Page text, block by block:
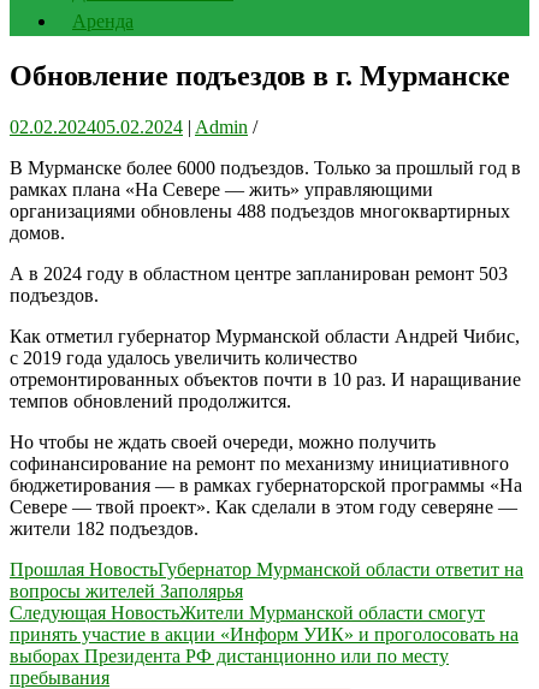
Аренда
Обновление подъездов в г. Мурманске
02.02.202405.02.2024 | Admin /
В Мурманске более 6000 подъездов. Только за прошлый год в
рамках плана «На Севере — жить» управляющими
организациями обновлены 488 подъездов многоквартирных
домов.
А в 2024 году в областном центре запланирован ремонт 503
подъездов.
Как отметил губернатор Мурманской области Андрей Чибис,
с 2019 года удалось увеличить количество
отремонтированных объектов почти в 10 раз. И наращивание
темпов обновлений продолжится.
Но чтобы не ждать своей очереди, можно получить
софинансирование на ремонт по механизму инициативного
бюджетирования — в рамках губернаторской программы «На
Севере — твой проект». Как сделали в этом году северяне —
жители 182 подъездов.
Навигация
по
записям
Прошлая НовостьГубернатор Мурманской области ответит на
вопросы жителей Заполярья
Следующая НовостьЖители Мурманской области смогут
принять участие в акции «Информ УИК» и проголосовать на
выборах Президента РФ дистанционно или по месту
пребывания